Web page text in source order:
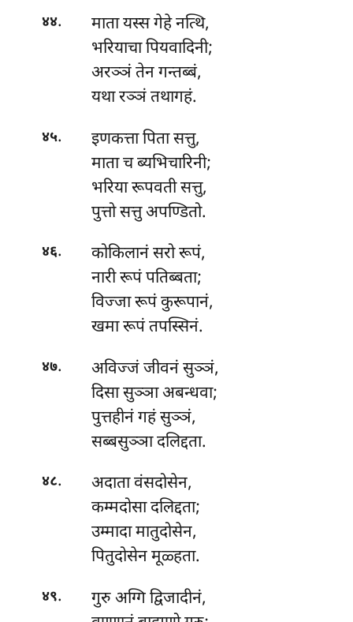
४४. मातायस्स गेहे नत्थि,
भरियाचा पियवादिनी;
अरञ्ञं तेन गन्तब्बं,
यथा रञ्ञं तथागहं.
४५. इणकत्तापिता सत्तु,
माता च ब्यभिचारिनी;
भरिया रूपवती सत्तु,
पुत्तो सत्तु अपण्डितो.
४६. कोकिलानंसरो रूपं,
नारी रूपं पतिब्बता;
विज्जा रूपं कुरूपानं,
खमा रूपं तपस्सिनं.
४७.
अविज्जं जीवनं सुञ्ञं,
दिसा सुञ्ञा अबन्धवा;
पुत्तहीनं गहं सुञ्ञं,
सब्बसुञ्ञा दलिद्दता.
४८. अदातावंसदोसेन,
कम्मदोसा दलिद्दता;
उम्मादा मातुदोसेन,
पितुदोसेन मूळ्हता.
४९. गुरुअग्गि द्विजादीनं,